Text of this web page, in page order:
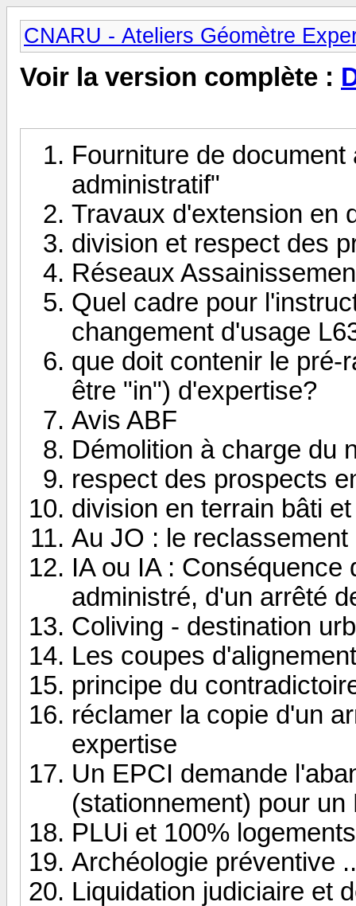
CNARU - Ateliers Géomètre
Voir la version complète :
Fourniture de
administratif"
Travaux d'extension en
division et respect des
Réseaux
Quel cadre pour
changement d'usage
que doit contenir le pré-
être "in") d'expertise?
Avis ABF
Démolition à charge du
respect des prospects
division en terrain bâti
Au JO : le
IA ou IA :
administré, d'un arrêté
Coliving - destination
Les coupes
principe du
réclamer la copie d'un
expertise
Un EPCI demande
(stationnement) pour un
PLUi et 100%
Archéologie préventive
Liquidation judiciaire et